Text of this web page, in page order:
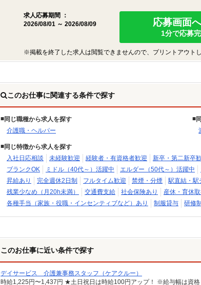
求人応募期間 ：
2026/08/01 ～ 2026/08/09
応募画面
1分で応募
※掲載を終了した求人は閲覧できませんので、プリントアウト
このお仕事に関連する条件で探す
同じ職種から求人を探す
介護職・ヘルパー
同じ特徴から求人を探す
入社日応相談
未経験歓迎 経験者・有資格者歓迎 新卒・第二新卒
ブランクOK
ミドル（40代～）活躍中 エルダー（50代～）活躍中
昇給あり
完全週休2日制 フルタイム歓迎 禁煙・分煙 駅直結・駅
残業少なめ（月20h未満）
交通費支給 社会保険あり 産休・育休
各種手当（家族・役職・インセンティブなど）あり
制服貸与 研修
このお仕事に近い条件で探す
デイサービス 介護兼事務スタッフ（ケアクルー）
時給1,225円〜1,437円 ★土日祝日は時給100円アップ！ ※給与幅は資格